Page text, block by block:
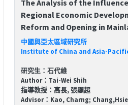
The Analysis of the
Regional Economic
Reform and Opening in
中國與亞太區域研究所
Institute of China and Asia-
研究生：石代維
Author：Tai-Wei Shih
指導教授：高長, 張顯超
Advisor：Kao, Charng;